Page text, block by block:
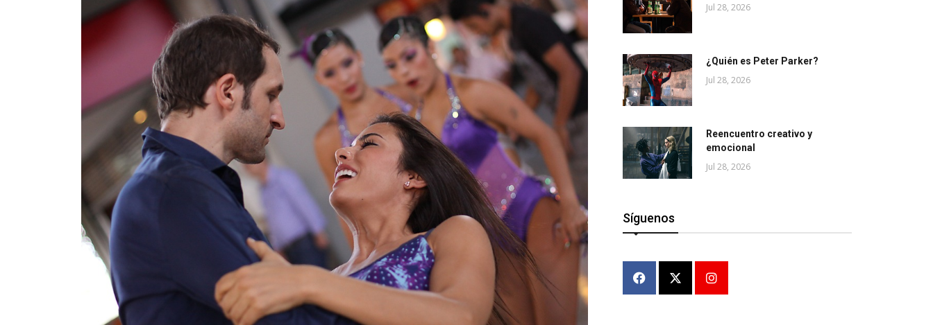
Jul 28, 2026
¿Quién es Peter Parker?
Jul 28, 2026
Reencuentro creativo y
emocional
Jul 28, 2026
Síguenos